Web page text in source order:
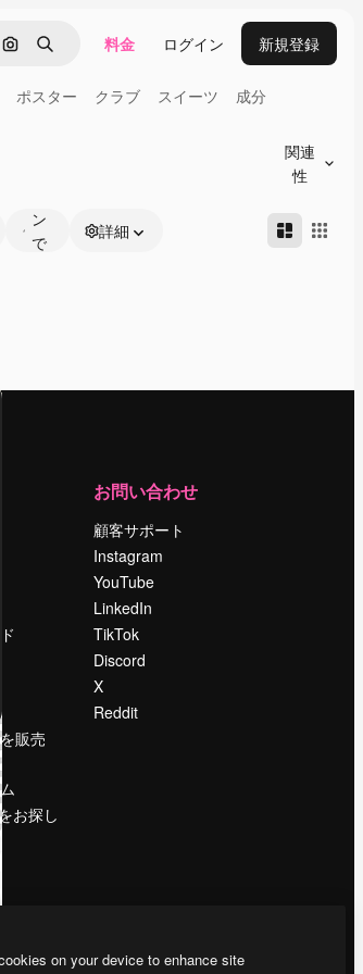
画像で検索
検索 料金 ログイン 新規登録
ポスター クラブ スイーツ 成分
関連
性
ン
で
詳細
販売
お探し
お問い合わせ
顧客サポート
Instagram
YouTube
LinkedIn
TikTok
Discord
X
Reddit
on your device to enhance site